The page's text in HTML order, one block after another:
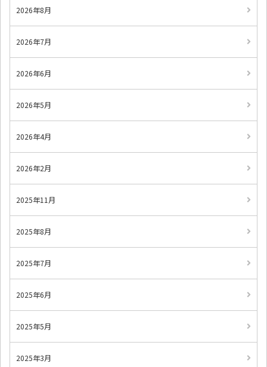
2026年8月
2026年7月
2026年6月
2026年5月
2026年4月
2026年2月
2025年11月
2025年8月
2025年7月
2025年6月
2025年5月
2025年3月